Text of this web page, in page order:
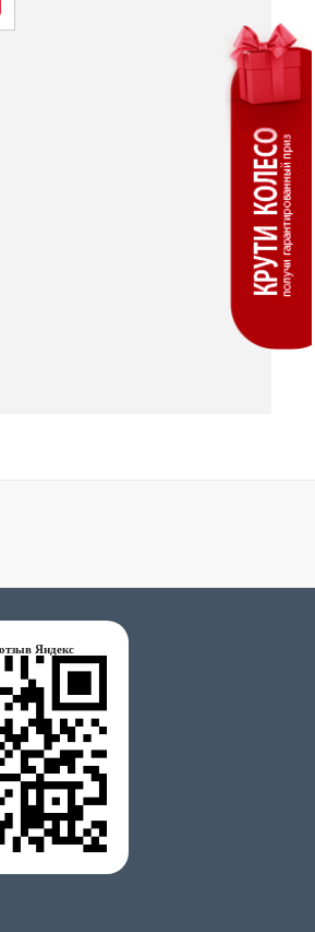
Яндекс